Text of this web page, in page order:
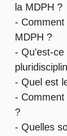
la MDPH ?
-
MDPH ?
- Qu'est-ce
- Quel est
-
?
- Quelles